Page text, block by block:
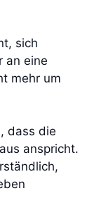
sich
an eine
mehr um
dass die
anspricht.